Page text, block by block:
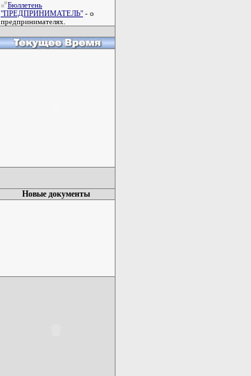
Бюллетень
"ПРЕДПРИНИМАТЕЛЬ" - о
предпринимателях.
Новые документы